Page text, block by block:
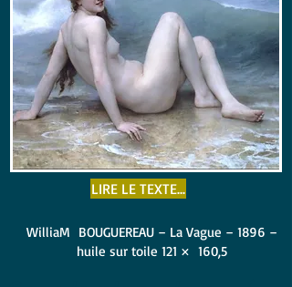
LIRE LE TEXTE...
WilliaM BOUGUEREAU – La Vague – 1896 –
huile sur toile 121 × 160,5